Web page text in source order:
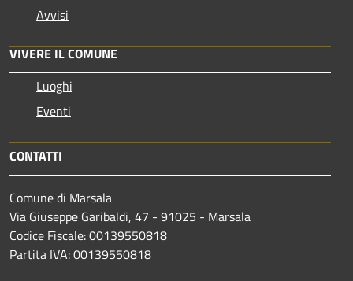
Avvisi
VIVERE IL COMUNE
Luoghi
Eventi
CONTATTI
Comune di Marsala
Via Giuseppe Garibaldi, 47 - 91025 - Marsala
Codice Fiscale: 00139550818
Partita IVA: 00139550818